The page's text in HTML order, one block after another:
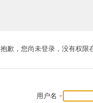
抱歉，您尚未登录，没有权限
用户名